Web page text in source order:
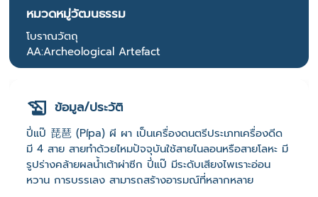
หมวดหมู่วัฒนธรรม
โบราณวัตถุ
AA:Archeological Artefact
ข้อมูล/ประวัติ
ปี่แป๊ 琵琶 (Pípa) ผี ผา เป็นเครื่องดนตรีประเภทเครื่องดีด
มี 4 สาย สายทำด้วยไหมปัจจุบันใช้สายไนลอนหรือสายโลหะ มี
รูปร่างคล้ายผลน้ำเต้าผ่าซีก ปี่แป๊ มีระดับเสียงไพเราะอ่อน
หวาน การบรรเลง สามารถสร้างอารมณ์ที่หลากหลาย